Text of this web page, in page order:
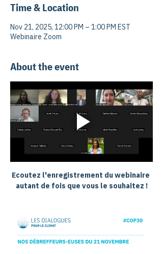
Time & Location
Nov 21, 2025, 12:00 PM – 1:00 PM EST
Webinaire Zoom
About the event
Ecoutez l'enregistrement du webinaire
autant de fois que vous le souhaitez !